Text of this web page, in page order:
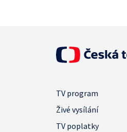
TV program
Živé vysílání
TV poplatky